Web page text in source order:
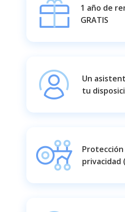
1 año de
GRATIS
Un
tu
Protección
privacidad